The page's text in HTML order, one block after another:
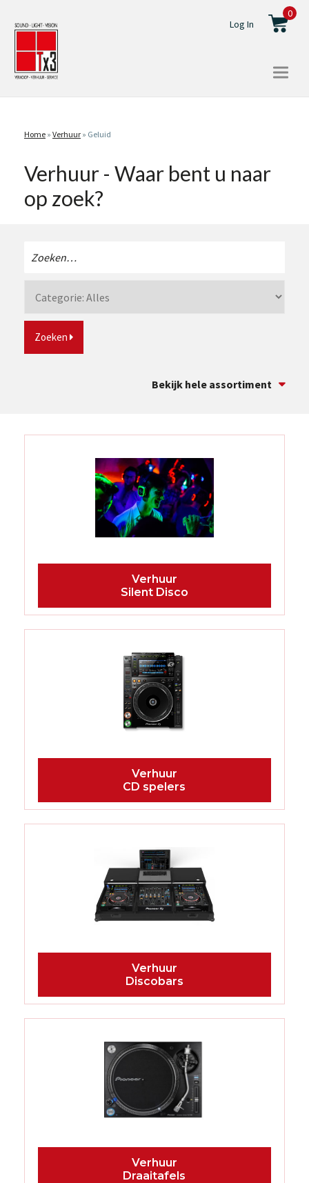
Log In
0
Home » Verhuur » Geluid
Verhuur - Waar bent u naar
op zoek?
Zoeken
Zoeken
Bekijk hele assortiment
Silent Disco
CD spelers
Discobars
Draaitafels